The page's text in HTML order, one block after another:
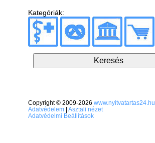
Kategóriák:
Copyright © 2009-2026 www.nyitvatartas24.hu
Adatvédelem | Asztali nézet
Adatvédelmi Beállítások